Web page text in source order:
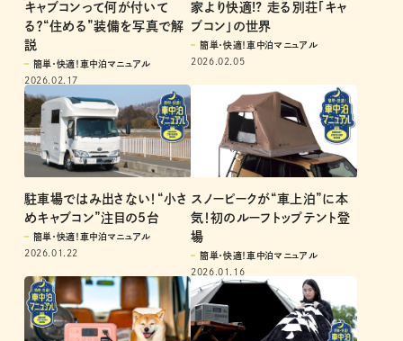
キャブコンって何が付いて
る？“住める”装備を写真で解
説
簡単・快適！車中泊マニュアル
2026.02.17
家より快適!? 走る別荘「キャ
ブコン」の世界
簡単・快適！車中泊マニュアル
2026.02.05
駐車場ではみ出さない！“小さ
めキャブコン”注目の5台
簡単・快適！車中泊マニュアル
2026.01.22
スノーピークが“車上泊”に本
気！初のルーフトップテント登
場
簡単・快適！車中泊マニュアル
2026.01.16